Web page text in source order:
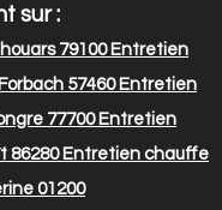
sur :
79100Entretien
57460Entretien
77700Entretien
86280Entretien chauffe
01200